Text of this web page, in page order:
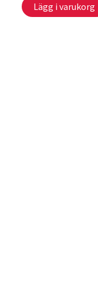
Lägg i varukorg